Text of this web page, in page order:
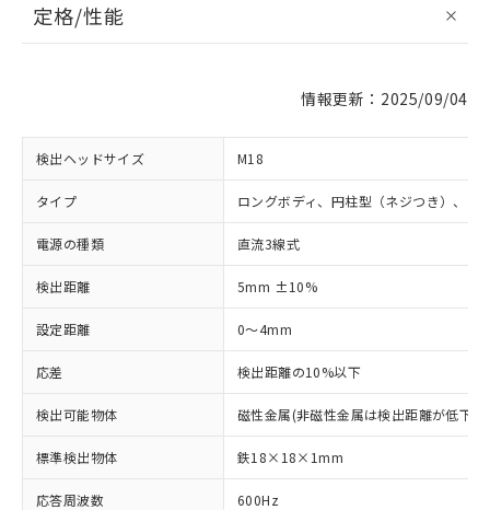
定格/性能
情報更新：2025/09/04
検出ヘッドサイズ M18
タイプ ロングボディ、円柱型（ネジつき）、シ
電源の種類 直流3線式
検出距離 5mm ±10%
設定距離 0～4mm
応差 検出距離の10%以下
検出可能物体 磁性金属(非磁性金属は検出距離が低下し
標準検出物体 鉄18×18×1mm
応答周波数 600Hz